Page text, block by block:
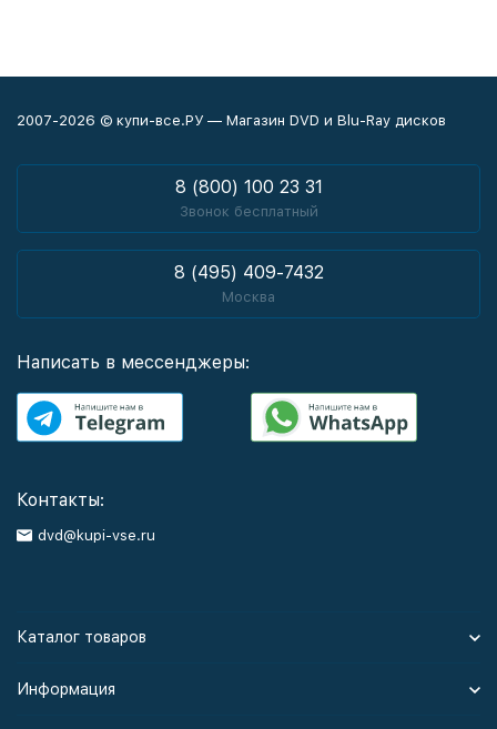
2007-2026 © купи-все.РУ — Магазин DVD и Blu-Ray дисков
8 (800) 100 23 31
Звонок бесплатный
8 (495) 409-7432
Москва
Написать в мессенджеры:
Контакты:
dvd@kupi-vse.ru
Каталог товаров
Информация